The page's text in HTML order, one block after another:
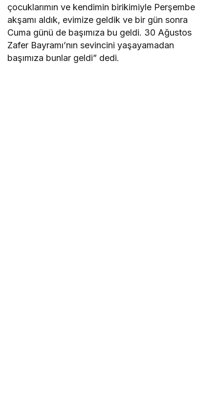
çocuklarımın ve kendimin birikimiyle Perşembe
akşamı aldık, evimize geldik ve bir gün sonra
Cuma günü de başımıza bu geldi. 30 Ağustos
Zafer Bayramı’nın sevincini yaşayamadan
başımıza bunlar geldi” dedi.